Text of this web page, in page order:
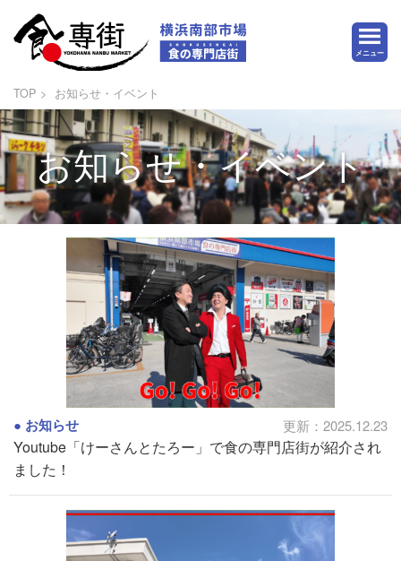
メニュー
TOP お知らせ・イベント
お知らせ・イベント
お知らせ 更新：2025.12.23
Youtube「けーさんとたろー」で食の専門店街が紹介され
ました！